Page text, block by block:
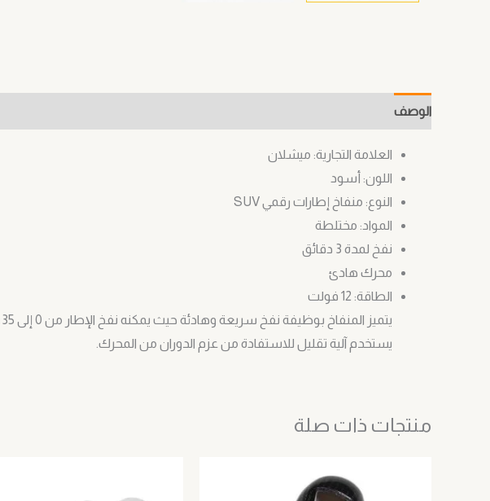
الوصف
العلامة التجارية: ميشلان
اللون: أسود
النوع: منفاخ إطارات رقمي SUV
المواد: مختلطة
نفخ لمدة 3 دقائق
محرك هادئ
الطاقة: 12 فولت
يستخدم آلية تقليل للاستفادة من عزم الدوران من المحرك.
منتجات ذات صلة